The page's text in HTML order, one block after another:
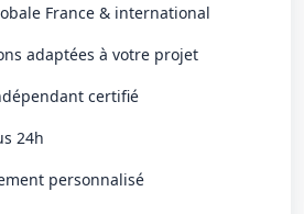
France & international
adaptées à votre projet
certifié
24h
personnalisé